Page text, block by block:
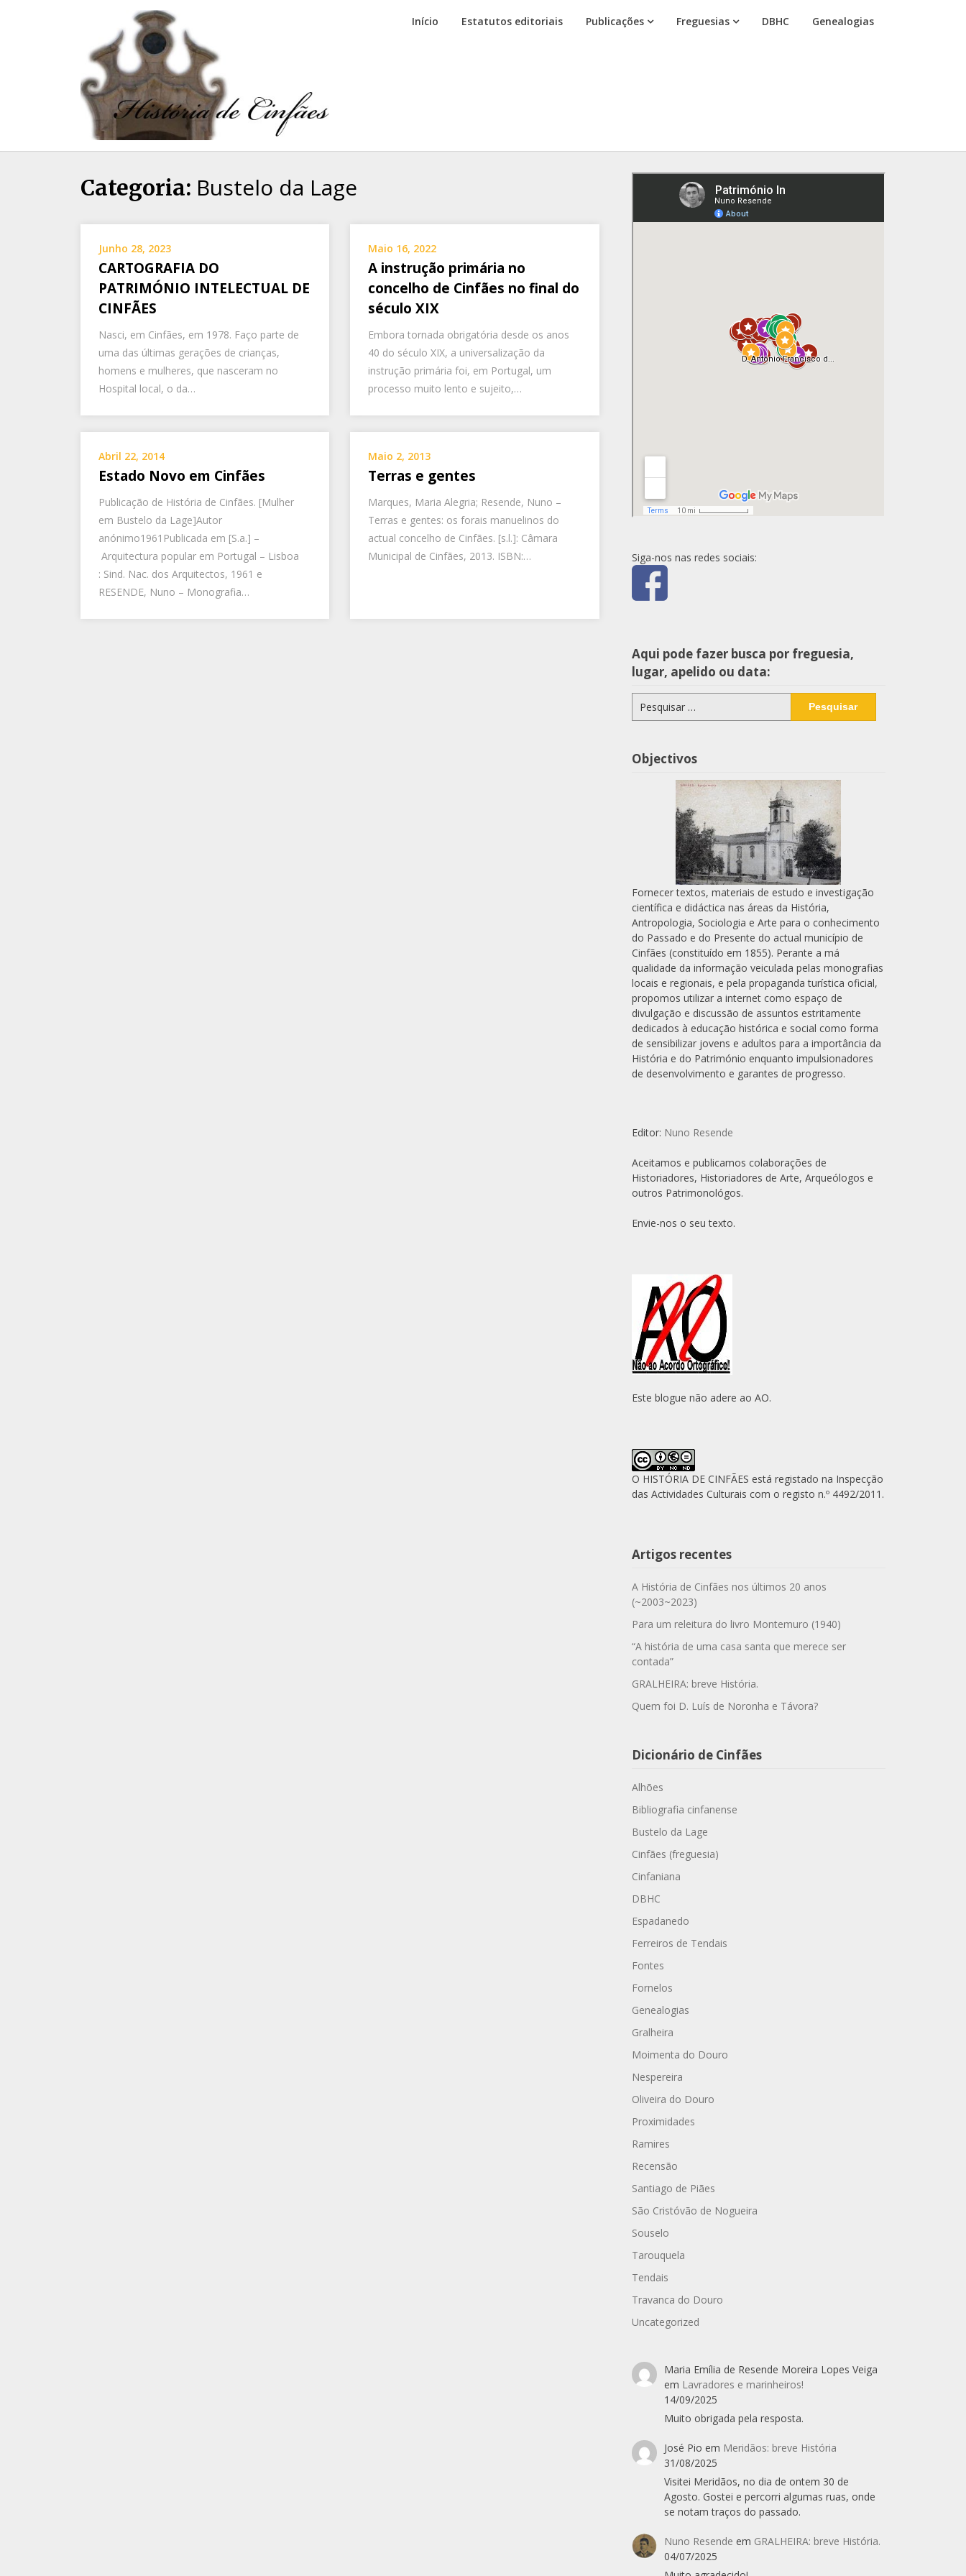
Início Estatutos editoriais Publicações Freguesias DBHC Genealogias
Categoria: Bustelo da Lage
Junho 28, 2023
CARTOGRAFIA DO
PATRIMÓNIO INTELECTUAL DE
CINFÃES
Nasci, em Cinfães, em 1978. Faço parte de
uma das últimas gerações de crianças,
homens e mulheres, que nasceram no
Hospital local, o da…
Maio 16, 2022
A instrução primária no
concelho de Cinfães no final do
século XIX
Embora tornada obrigatória desde os anos
40 do século XIX, a universalização da
instrução primária foi, em Portugal, um
processo muito lento e sujeito,…
Abril 22, 2014
Estado Novo em Cinfães
Publicação de História de Cinfães. [Mulher
em Bustelo da Lage]Autor
anónimo1961Publicada em [S.a.] –
Arquitectura popular em Portugal – Lisboa
: Sind. Nac. dos Arquitectos, 1961 e
RESENDE, Nuno – Monografia…
Maio 2, 2013
Terras e gentes
Marques, Maria Alegria; Resende, Nuno –
Terras e gentes: os forais manuelinos do
actual concelho de Cinfães. [s.l.]: Câmara
Municipal de Cinfães, 2013. ISBN:…
Siga-nos nas redes sociais:
Aqui pode fazer busca por freguesia,
lugar, apelido ou data:
por:
Objectivos
Fornecer textos, materiais de estudo e investigação
científica e didáctica nas áreas da História,
Antropologia, Sociologia e Arte para o conhecimento
do Passado e do Presente do actual município de
Cinfães (constituído em 1855). Perante a má
qualidade da informação veiculada pelas monografias
locais e regionais, e pela propaganda turística oficial,
propomos utilizar a internet como espaço de
divulgação e discussão de assuntos estritamente
dedicados à educação histórica e social como forma
de sensibilizar jovens e adultos para a importância da
História e do Património enquanto impulsionadores
de desenvolvimento e garantes de progresso.
Editor: Nuno Resende
Aceitamos e publicamos colaborações de
Historiadores, Historiadores de Arte, Arqueólogos e
outros Patrimonológos.
Envie-nos o seu texto.
Este blogue não adere ao AO.
O HISTÓRIA DE CINFÃES está registado na Inspecção
das Actividades Culturais com o registo n.º 4492/2011.
Artigos recentes
A História de Cinfães nos últimos 20 anos
(~2003~2023)
Para um releitura do livro Montemuro (1940)
“A história de uma casa santa que merece ser
contada”
GRALHEIRA: breve História.
Quem foi D. Luís de Noronha e Távora?
Dicionário de Cinfães
Alhões
Bibliografia cinfanense
Bustelo da Lage
Cinfães (freguesia)
Cinfaniana
DBHC
Espadanedo
Ferreiros de Tendais
Fontes
Fornelos
Genealogias
Gralheira
Moimenta do Douro
Nespereira
Oliveira do Douro
Proximidades
Ramires
Recensão
Santiago de Piães
São Cristóvão de Nogueira
Souselo
Tarouquela
Tendais
Travanca do Douro
Uncategorized
Maria Emília de Resende Moreira Lopes Veiga
em Lavradores e marinheiros!
14/09/2025
Muito obrigada pela resposta.
José Pio em Meridãos: breve História
31/08/2025
Visitei Meridãos, no dia de ontem 30 de
Agosto. Gostei e percorri algumas ruas, onde
se notam traços do passado.
Nuno Resende em GRALHEIRA: breve História.
04/07/2025